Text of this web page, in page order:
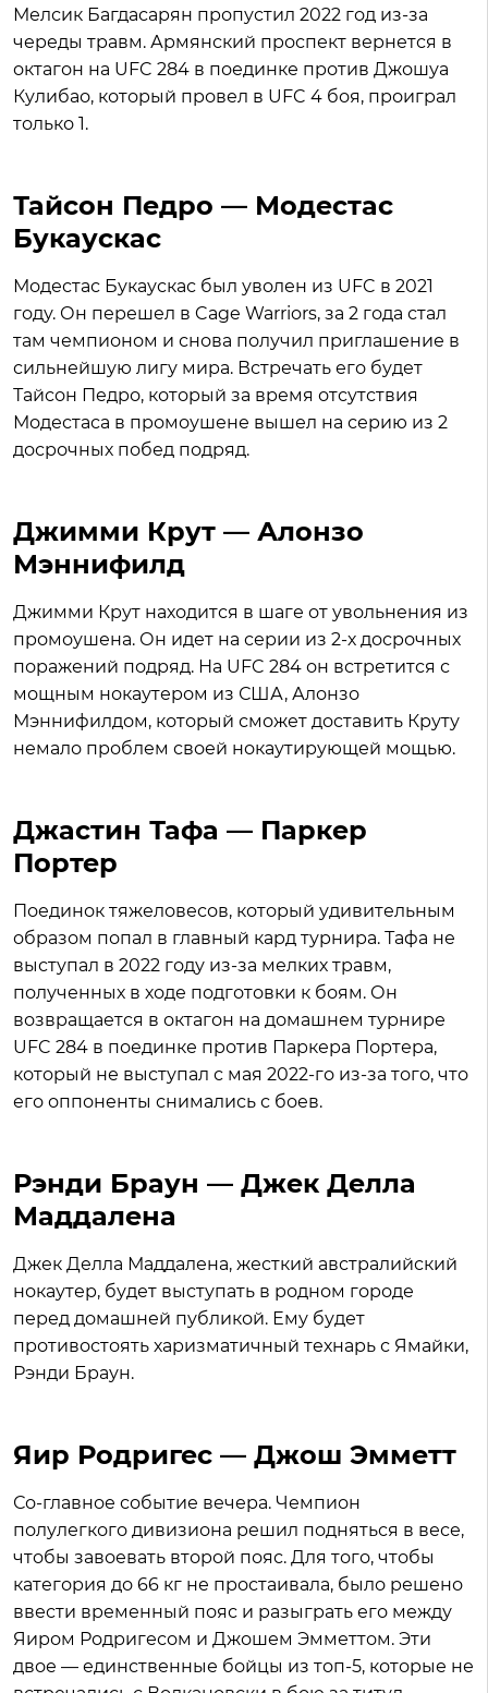
Мелсик Багдасарян пропустил 2022 год из-за
череды травм. Армянский проспект вернется в
октагон на UFC 284 в поединке против Джошуа
Кулибао, который провел в UFC 4 боя, проиграл
только 1.
Тайсон Педро — Модестас
Букаускас
Модестас Букаускас был уволен из UFC в 2021
году. Он перешел в Cage Warriors, за 2 года стал
там чемпионом и снова получил приглашение в
сильнейшую лигу мира. Встречать его будет
Тайсон Педро, который за время отсутствия
Модестаса в промоушене вышел на серию из 2
досрочных побед подряд.
Джимми Крут — Алонзо
Мэннифилд
Джимми Крут находится в шаге от увольнения из
промоушена. Он идет на серии из 2-х досрочных
поражений подряд. На UFC 284 он встретится с
мощным нокаутером из США, Алонзо
Мэннифилдом, который сможет доставить Круту
немало проблем своей нокаутирующей мощью.
Джастин Тафа — Паркер
Портер
Поединок тяжеловесов, который удивительным
образом попал в главный кард турнира. Тафа не
выступал в 2022 году из-за мелких травм,
полученных в ходе подготовки к боям. Он
возвращается в октагон на домашнем турнире
UFC 284 в поединке против Паркера Портера,
который не выступал с мая 2022-го из-за того, что
его оппоненты снимались с боев.
Рэнди Браун — Джек Делла
Маддалена
Джек Делла Маддалена, жесткий австралийский
нокаутер, будет выступать в родном городе
перед домашней публикой. Ему будет
противостоять харизматичный технарь с Ямайки,
Рэнди Браун.
Яир Родригес — Джош Эмметт
Со-главное событие вечера. Чемпион
полулегкого дивизиона решил подняться в весе,
чтобы завоевать второй пояс. Для того, чтобы
категория до 66 кг не простаивала, было решено
ввести временный пояс и разыграть его между
Яиром Родригесом и Джошем Эмметтом. Эти
двое — единственные бойцы из топ-5, которые не